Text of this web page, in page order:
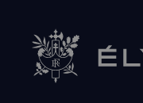
Zur Startseite